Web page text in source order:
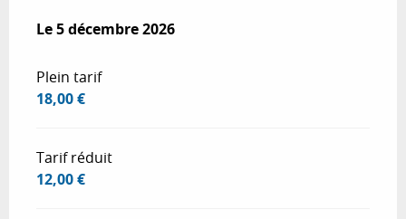
Le5 décembre 2026
Le5 décembre 2026
Plein tarif
18,00 €
Tarif réduit
12,00 €